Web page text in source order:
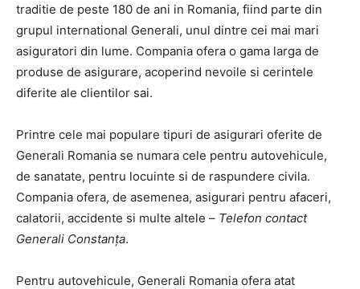
traditie de peste 180 de ani in Romania, fiind parte din
grupul international Generali, unul dintre cei mai mari
asiguratori din lume. Compania ofera o gama larga de
produse de asigurare, acoperind nevoile si cerintele
diferite ale clientilor sai.
Printre cele mai populare tipuri de asigurari oferite de
Generali Romania se numara cele pentru autovehicule,
de sanatate, pentru locuinte si de raspundere civila.
Compania ofera, de asemenea, asigurari pentru afaceri,
calatorii, accidente si multe altele – Telefon contact
Generali Constanța.
Pentru autovehicule, Generali Romania ofera atat